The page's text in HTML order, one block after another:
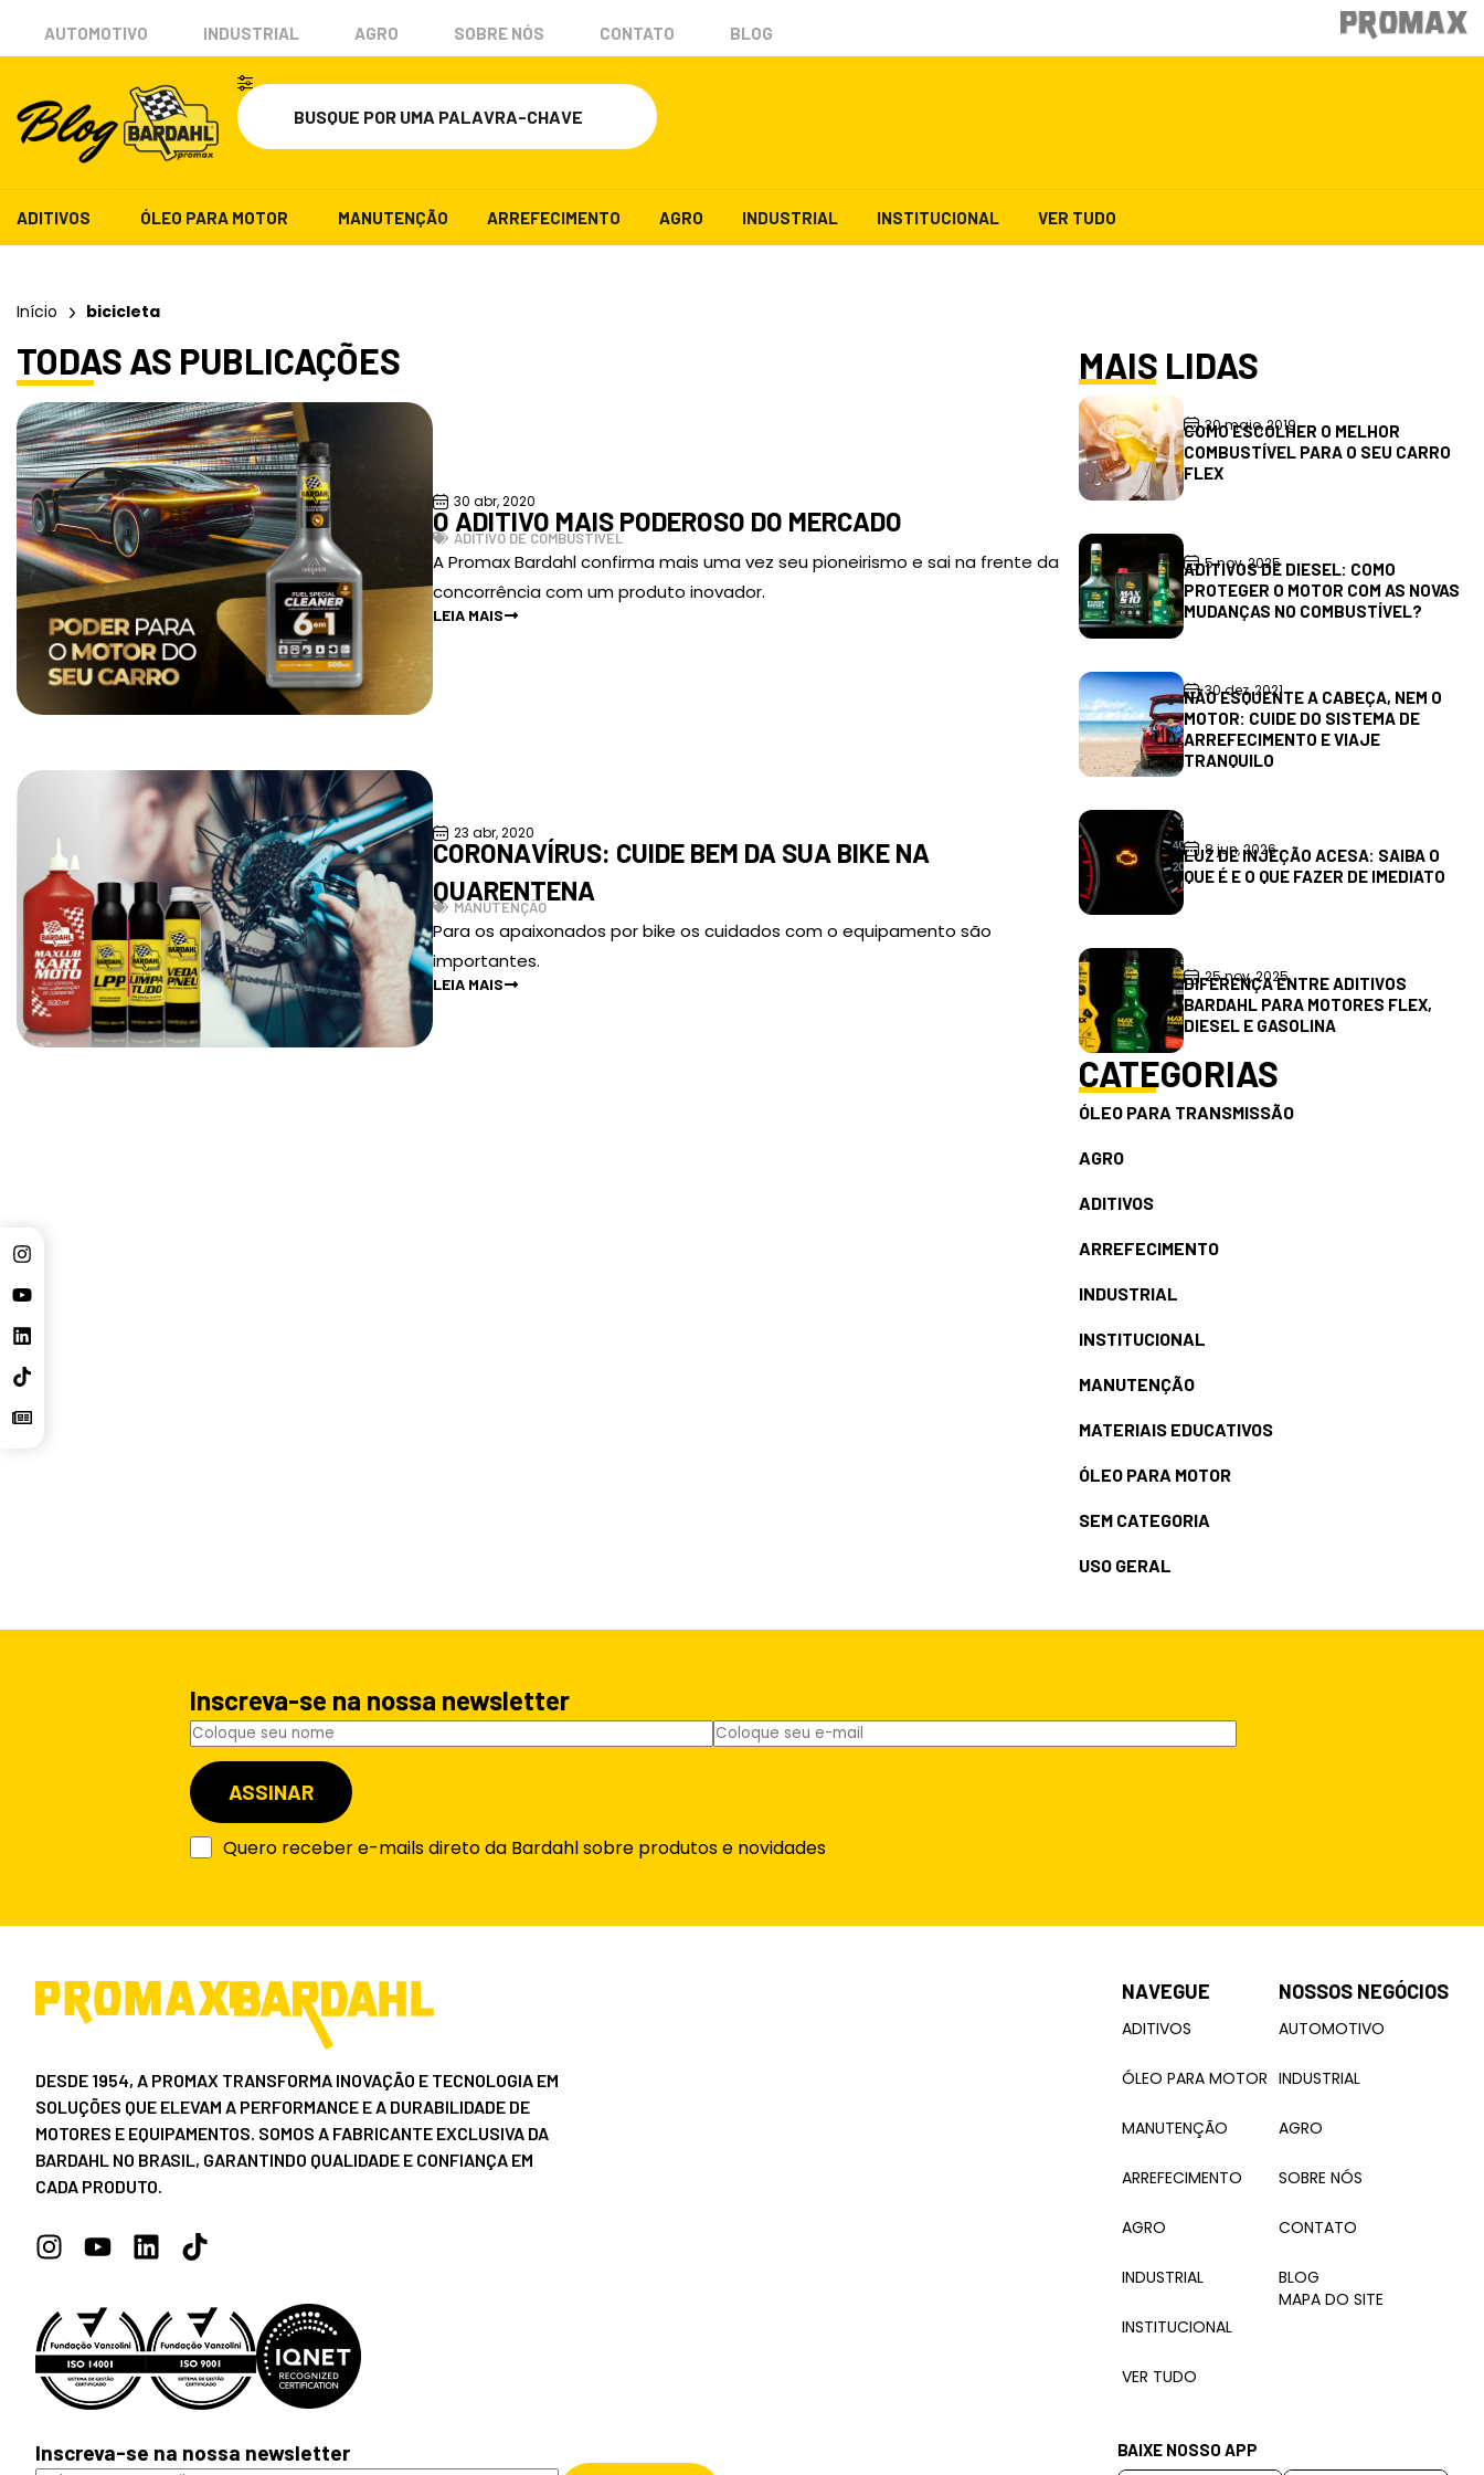
AUTOMOTIVO INDUSTRIAL AGRO SOBRE NÓS CONTATO BLOG
ADITIVOS ÓLEO PARA MOTOR MANUTENÇÃO ARREFECIMENTO AGRO INDUSTRIAL INSTITUCIONAL VER TUDO
Início bicicleta
TODAS AS PUBLICAÇÕES
30 abr, 2020
O ADITIVO MAIS PODEROSO DO MERCADO
ADITIVO DE COMBUSTÍVEL
A Promax Bardahl confirma mais uma vez seu pioneirismo e sai na frente da
concorrência com um produto inovador.
LEIA MAIS
23 abr, 2020
CORONAVÍRUS: CUIDE BEM DA SUA BIKE NA
QUARENTENA
MANUTENÇÃO
Para os apaixonados por bike os cuidados com o equipamento são
importantes.
LEIA MAIS
MAIS LIDAS
30 maio, 2019
COMO ESCOLHER O MELHOR
COMBUSTÍVEL PARA O SEU CARRO
FLEX
5 nov, 2025
ADITIVOS DE DIESEL: COMO
PROTEGER O MOTOR COM AS NOVAS
MUDANÇAS NO COMBUSTÍVEL?
30 dez, 2021
NÃO ESQUENTE A CABEÇA, NEM O
MOTOR: CUIDE DO SISTEMA DE
ARREFECIMENTO E VIAJE
TRANQUILO
8 jun, 2026
LUZ DE INJEÇÃO ACESA: SAIBA O
QUE É E O QUE FAZER DE IMEDIATO
25 nov, 2025
DIFERENÇA ENTRE ADITIVOS
BARDAHL PARA MOTORES FLEX,
DIESEL E GASOLINA
CATEGORIAS
ÓLEO PARA TRANSMISSÃO
AGRO
ADITIVOS
ARREFECIMENTO
INDUSTRIAL
INSTITUCIONAL
MANUTENÇÃO
MATERIAIS EDUCATIVOS
ÓLEO PARA MOTOR
SEM CATEGORIA
USO GERAL
Inscreva-se na nossa newsletter
Quero receber e-mails direto da Bardahl sobre produtos e novidades
DESDE 1954, A PROMAX TRANSFORMA INOVAÇÃO E TECNOLOGIA EM
SOLUÇÕES QUE ELEVAM A PERFORMANCE E A DURABILIDADE DE
MOTORES E EQUIPAMENTOS. SOMOS A FABRICANTE EXCLUSIVA DA
BARDAHL NO BRASIL, GARANTINDO QUALIDADE E CONFIANÇA EM
CADA PRODUTO.
NAVEGUE
ADITIVOS
ÓLEO PARA MOTOR
MANUTENÇÃO
ARREFECIMENTO
AGRO
INDUSTRIAL
INSTITUCIONAL
VER TUDO
NOSSOS NEGÓCIOS
AUTOMOTIVO
INDUSTRIAL
AGRO
SOBRE NÓS
CONTATO
BLOG
MAPA DO SITE
Inscreva-se na nossa newsletter BAIXE NOSSO APP